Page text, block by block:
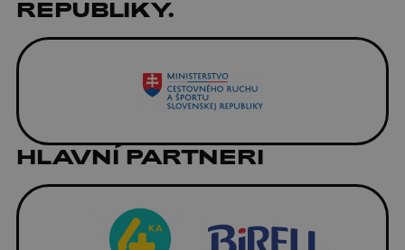
REPUBLIKY.
HLAVNÍ PARTNERI